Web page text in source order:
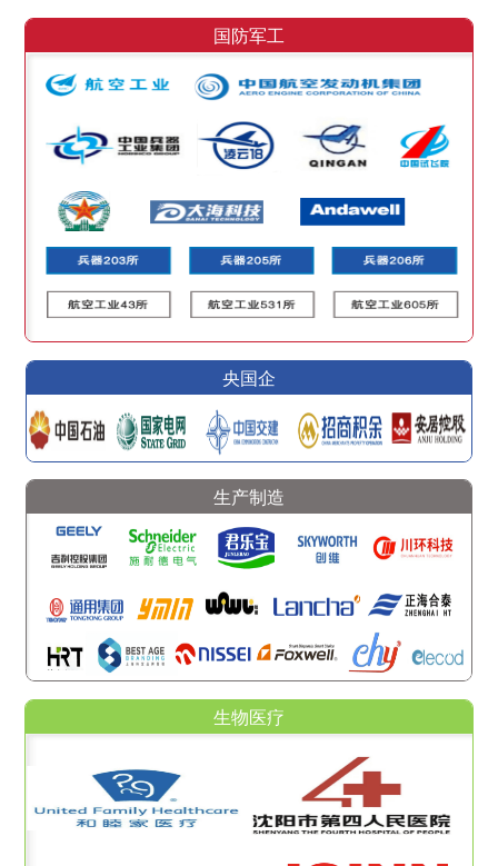
国防军工
央国企
生产制造
生物医疗